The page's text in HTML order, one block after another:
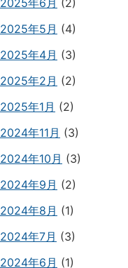
2025年6月 (2)
2025年5月 (4)
2025年4月 (3)
2025年2月 (2)
2025年1月 (2)
2024年11月 (3)
2024年10月 (3)
2024年9月 (2)
2024年8月 (1)
2024年7月 (3)
2024年6月 (1)